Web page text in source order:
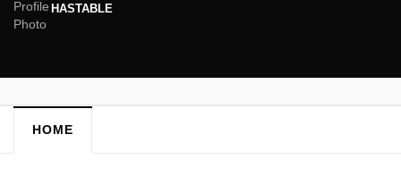
HASTABLE
HOME